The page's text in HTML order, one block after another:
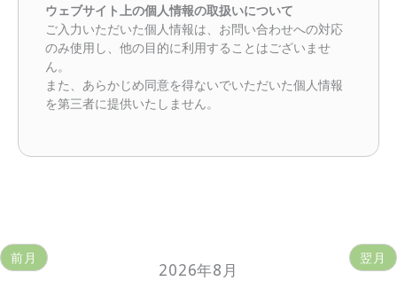
ウェブサイト上の個人情報の取扱いについて
ご入力いただいた個人情報は、お問い合わせへの対応
のみ使用し、他の目的に利用することはございませ
ん。
また、あらかじめ同意を得ないでいただいた個人情報
を第三者に提供いたしません。
前月 翌月
2026年8月